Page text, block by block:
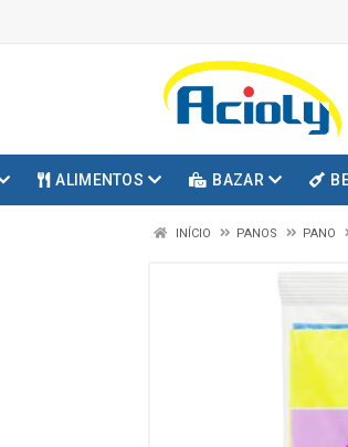
ALIMENTOS BAZAR
INÍCIO PANOS PANO